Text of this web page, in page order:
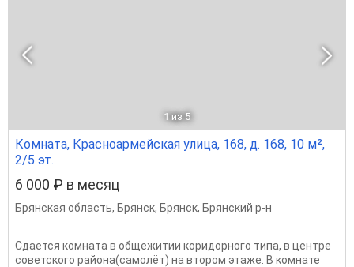
1 из 5
Комната, Красноармейская улица, 168, д. 168, 10 м²,
2/5 эт.
6 000 ₽ в месяц
Брянская область, Брянск, Брянск, Брянский р-н
Сдается комната в общежитии коридорного типа, в центре
советского района(самолёт) на втором этаже. В комнате